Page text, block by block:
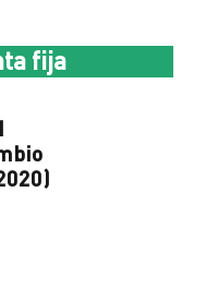
fija